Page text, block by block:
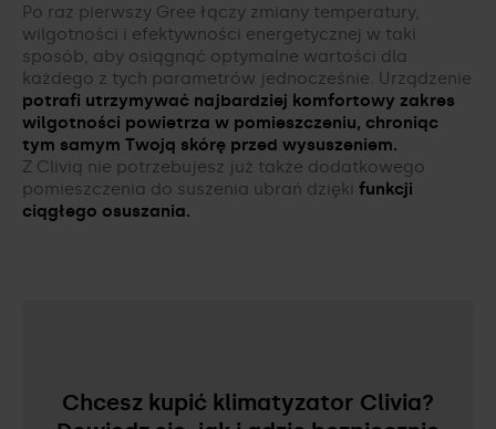
Po raz pierwszy Gree łączy zmiany temperatury,
wilgotności i efektywności energetycznej w taki
sposób, aby osiągnąć optymalne wartości dla
każdego z tych parametrów jednocześnie. Urządzenie
potrafi utrzymywać najbardziej komfortowy zakres
wilgotności powietrza w pomieszczeniu, chroniąc
tym samym Twoją skórę przed wysuszeniem.
Z Clivią nie potrzebujesz już także dodatkowego
pomieszczenia do suszenia ubrań dzięki funkcji
ciągłego osuszania.
Chcesz kupić klimatyzator Clivia?